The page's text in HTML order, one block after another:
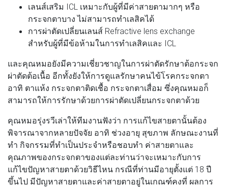
เลนส์เสริม ICL เหมาะกับผู้ที่มีค่าสายตามากๆ หรือ
กระจกตาบาง ไม่สามารถทำเลสิคได้
การผ่าตัดเปลี่ยนเลนส์ Refractive lens exchange
สำหรับผู้ที่มีข้อห้ามในการทำเลสิคและ ICL
และคุณหมอยังมีความเชี่ยวชาญในการผ่าตัดรักษาต้อกระจก
ผ่าตัดต้อเนื้อ อีกทั้งยังให้การดูแลรักษาคนไข้โรคกระจกตา
อาทิ ตาแห้ง กระจกตาติดเชื้อ กระจกตาเสื่อม ซึ่งคุณหมอก็
สามารถให้การรักษาด้วยการผ่าตัดเปลี่ยนกระจกตาด้วย
คุณหมอรุ่งรวีเล่าให้ทีมงานฟังว่า การแก้ไขสายตานั้นต้อง
พิจารณาจากหลายปัจจัย อาทิ ช่วงอายุ สุขภาพ ลักษณะงานที่
ทำ กิจกรรมที่ทำเป็นประจำหรือชอบทำ ค่าสายตาและ
คุณภาพของกระจกตาของแต่ละท่านว่าจะเหมาะกับการ
แก้ไขปัญหาสายตาด้วยวิธีไหน กรณีที่ท่านมีอายุตั้งแต่ 18 ปี
ขึ้นไป มีปัญหาสายตาและค่าสายตาอยู่ในเกณฑ์คงที่ ผลการ